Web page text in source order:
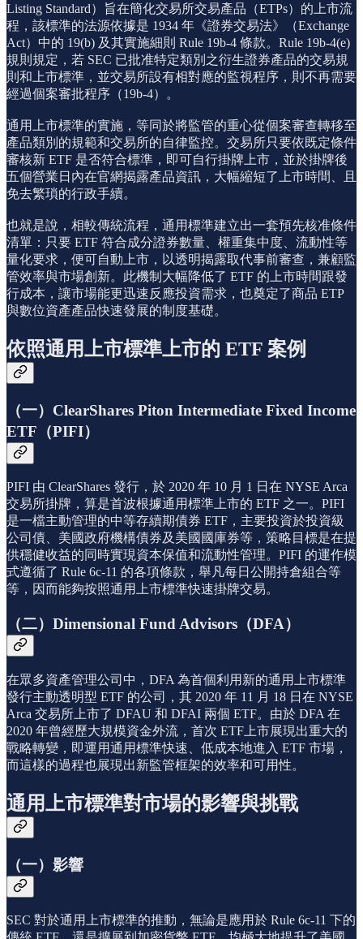
Listing Standard）旨在簡化交易所交易產品（ETPs）的上市流
程，該標準的法源依據是 1934 年《證券交易法》（Exchange
Act）中的 19(b) 及其實施細則 Rule 19b-4 條款。Rule 19b-4(e)
規則規定，若 SEC 已批准特定類別之衍生證券產品的交易規
則和上市標準，並交易所設有相對應的監視程序，則不再需要
經過個案審批程序（19b-4）。
通用上市標準的實施，等同於將監管的重心從個案審查轉移至
產品類別的規範和交易所的自律監控。交易所只要依既定條件
審核新 ETF 是否符合標準，即可自行掛牌上市，並於掛牌後
五個營業日內在官網揭露產品資訊，大幅縮短了上市時間、且
免去繁瑣的行政手續。
也就是說，相較傳統流程，通用標準建立出一套預先核准條件
清單：只要 ETF 符合成分證券數量、權重集中度、流動性等
量化要求，便可自動上市，以透明揭露取代事前審查，兼顧監
管效率與市場創新。此機制大幅降低了 ETF 的上市時間跟發
行成本，讓市場能更迅速反應投資需求，也奠定了商品 ETP
與數位資產產品快速發展的制度基礎。
依照通用上市標準上市的 ETF 案例
（一）ClearShares Piton Intermediate Fixed Income
ETF（PIFI）
PIFI 由 ClearShares 發行，於 2020 年 10 月 1 日在 NYSE Arca
交易所掛牌，算是首波根據通用標準上市的 ETF 之一。PIFI
是一檔主動管理的中等存續期債券 ETF，主要投資於投資級
公司債、美國政府機構債券及美國國庫券等，策略目標是在提
供穩健收益的同時實現資本保值和流動性管理。PIFI 的運作模
式遵循了 Rule 6c-11 的各項條款，舉凡每日公開持倉組合等
等，因而能夠按照通用上市標準快速掛牌交易。
（二）Dimensional Fund Advisors（DFA）
在眾多資產管理公司中，DFA 為首個利用新的通用上市標準
發行主動透明型 ETF 的公司，其 2020 年 11 月 18 日在 NYSE
Arca 交易所上市了 DFAU 和 DFAI 兩個 ETF。由於 DFA 在
2020 年曾經歷大規模資金外流，首次 ETF上市展現出重大的
戰略轉變，即運用通用標準快速、低成本地進入 ETF 市場，
而這樣的過程也展現出新監管框架的效率和可用性。
通用上市標準對市場的影響與挑戰
（一）影響
SEC 對於通用上市標準的推動，無論是應用於 Rule 6c-11 下的